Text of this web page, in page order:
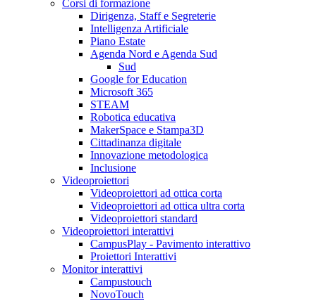
Corsi di formazione
Dirigenza, Staff e Segreterie
Intelligenza Artificiale
Piano Estate
Agenda Nord e Agenda Sud
Sud
Google for Education
Microsoft 365
STEAM
Robotica educativa
MakerSpace e Stampa3D
Cittadinanza digitale
Innovazione metodologica
Inclusione
Videoproiettori
Videoproiettori ad ottica corta
Videoproiettori ad ottica ultra corta
Videoproiettori standard
Videoproiettori interattivi
CampusPlay - Pavimento interattivo
Proiettori Interattivi
Monitor interattivi
Campustouch
NovoTouch